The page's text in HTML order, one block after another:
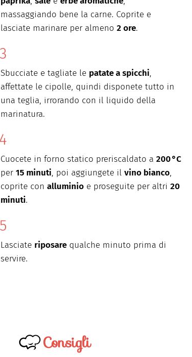
massaggiando bene la carne. Coprite e
lasciate marinare per almeno 2 ore.
Sbucciate e tagliate le patate a spicchi,
affettate le cipolle, quindi disponete tutto in
una teglia, irrorando con il liquido della
marinatura.
Cuocete in forno statico preriscaldato a 200 °C
per 15 minuti, poi aggiungete il vino bianco,
coprite con alluminio e proseguite per altri 20
minuti.
Lasciate riposare qualche minuto prima di
servire.
Consigli